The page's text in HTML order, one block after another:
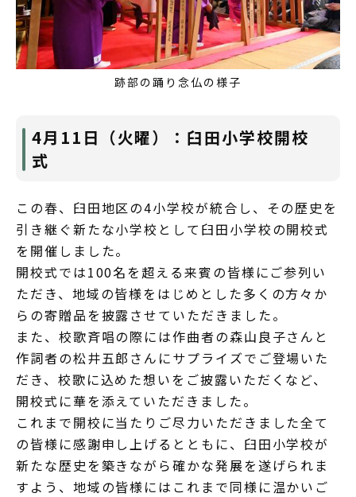
跡部の踊り念仏の様子
4月11日（火曜）：臼田小学校開校
式
この春、臼田地区の4小学校が統合し、その歴史を
引き継ぐ新たな小学校として臼田小学校の開校式
を開催しました。
開校式では100名を超える来賓の皆様にご参列い
ただき、地域の皆様をはじめとした多くの方々か
らの寄贈品を披露させていただきました。
また、校歌斉唱の際には作曲者の森山良子さんと
作詞者の松井五郎さんにサプライズでご登場いた
だき、校歌に込めた想いをご披露いただくなど、
開校式に華を添えていただきました。
これまで開校に当たりご尽力いただきました全て
の皆様に感謝申し上げるとともに、臼田小学校が
新たな歴史を築きながら確かな発展を遂げられま
すよう、地域の皆様にはこれまで同様に温かいご